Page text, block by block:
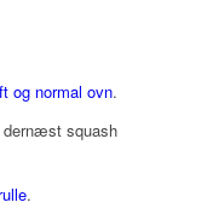
og normal ovn.
squash
.